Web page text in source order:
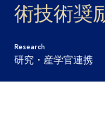
学部・大学院・
入試
学生生活
術技術奨
Research
研究・産学官連携